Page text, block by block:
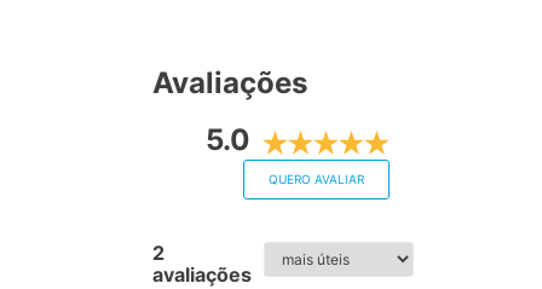
Avaliações
5.0
QUERO AVALIAR
2
avaliações